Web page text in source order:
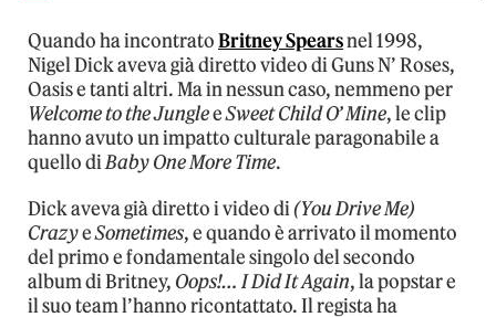
Quando ha incontratoBritney Spearsnel 1998,
Nigel Dick aveva già diretto video di Guns N’ Roses,
Oasis e tanti altri. Ma in nessun caso, nemmeno per
Welcome to the JungleeSweet Child O’ Mine, le clip
hanno avuto un impatto culturale paragonabile a
quello diBaby One More Time.
Dick aveva già diretto i video di(You Drive Me)
CrazyeSometimes, e quando è arrivato il momento
del primo e fondamentale singolo del secondo
album di Britney, Oops!… I Did It Again, la popstar e
il suo team l’hanno ricontattato. Il regista ha